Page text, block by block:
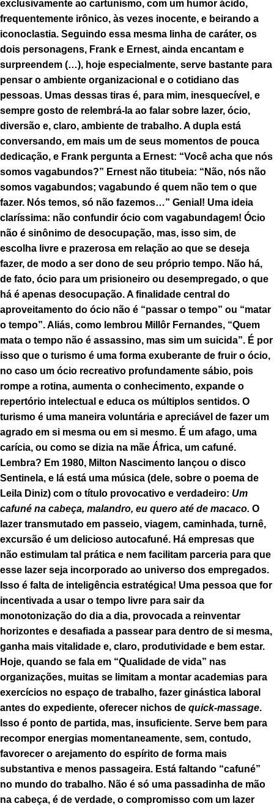
exclusivamente ao cartunismo, com um humor ácido,
frequentemente irônico, às vezes inocente, e beirando a
iconoclastia. Seguindo essa mesma linha de caráter, os
dois personagens, Frank e Ernest, ainda encantam e
surpreendem (…), hoje especialmente, serve bastante para
pensar o ambiente organizacional e o cotidiano das
pessoas. Umas dessas tiras é, para mim, inesquecível, e
sempre gosto de relembrá-la ao falar sobre lazer, ócio,
diversão e, claro, ambiente de trabalho. A dupla está
conversando, em mais um de seus momentos de pouca
dedicação, e Frank pergunta a Ernest: “Você acha que nós
somos vagabundos?” Ernest não titubeia: “Não, nós não
somos vagabundos; vagabundo é quem não tem o que
fazer. Nós temos, só não fazemos…” Genial! Uma ideia
claríssima: não confundir ócio com vagabundagem! Ócio
não é sinônimo de desocupação, mas, isso sim, de
escolha livre e prazerosa em relação ao que se deseja
fazer, de modo a ser dono de seu próprio tempo. Não há,
de fato, ócio para um prisioneiro ou desempregado, o que
há é apenas desocupação. A finalidade central do
aproveitamento do ócio não é “passar o tempo” ou “matar
o tempo”. Aliás, como lembrou Millôr Fernandes, “Quem
mata o tempo não é assassino, mas sim um suicida”. É por
isso que o turismo é uma forma exuberante de fruir o ócio,
no caso um ócio recreativo profundamente sábio, pois
rompe a rotina, aumenta o conhecimento, expande o
repertório intelectual e educa os múltiplos sentidos. O
turismo é uma maneira voluntária e apreciável de fazer um
agrado em si mesma ou em si mesmo. É um afago, uma
carícia, ou como se dizia na mãe África, um cafuné.
Lembra? Em 1980, Milton Nascimento lançou o disco
Sentinela, e lá está uma música (dele, sobre o poema de
Leila Diniz) com o título provocativo e verdadeiro: Um
cafuné na cabeça, malandro, eu quero até de macaco. O
lazer transmutado em passeio, viagem, caminhada, turnê,
excursão é um delicioso autocafuné. Há empresas que
não estimulam tal prática e nem facilitam parceria para que
esse lazer seja incorporado ao universo dos empregados.
Isso é falta de inteligência estratégica! Uma pessoa que for
incentivada a usar o tempo livre para sair da
monotonização do dia a dia, provocada a reinventar
horizontes e desafiada a passear para dentro de si mesma,
ganha mais vitalidade e, claro, produtividade e bem estar.
Hoje, quando se fala em “Qualidade de vida” nas
organizações, muitas se limitam a montar academias para
exercícios no espaço de trabalho, fazer ginástica laboral
antes do expediente, oferecer nichos de quick-massage.
Isso é ponto de partida, mas, insuficiente. Serve bem para
recompor energias momentaneamente, sem, contudo,
favorecer o arejamento do espírito de forma mais
substantiva e menos passageira. Está faltando “cafuné”
no mundo do trabalho. Não é só uma passadinha de mão
na cabeça, é de verdade, o compromisso com um lazer